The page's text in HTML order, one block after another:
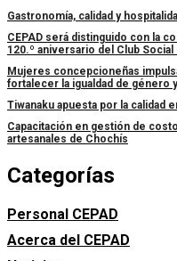
Gastronomía, calidad y
CEPAD será distinguido con la
120.º aniversario del Club
Mujeres concepcioneñas
fortalecer la igualdad de género
Tiwanaku apuesta por la calidad
Capacitación en gestión de
artesanales de Chochís
Categorías
Personal CEPAD
Acerca del CEPAD